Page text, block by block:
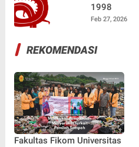
1998
Feb 27, 2026
REKOMENDASI
Fakultas Fikom Universitas